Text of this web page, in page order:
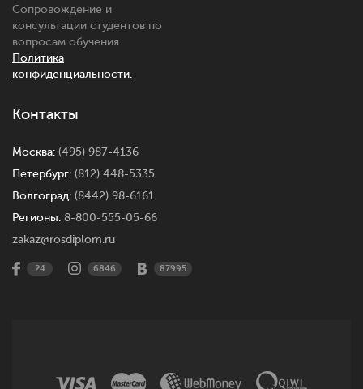
Сопровождение и
консультации студентов по
вопросам обучения.
Политика
конфиденциальности.
Контакты
Москва: (495) 987-4136
Петербург: (812) 448-5335
Волгоград: (8442) 98-6161
Регионы: 8-800-555-05-66
zakaz@rosdiplom.ru
24 6846 87995